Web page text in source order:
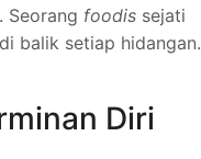
Seorang foodis sejati
balik setiap hidangan.
Diri